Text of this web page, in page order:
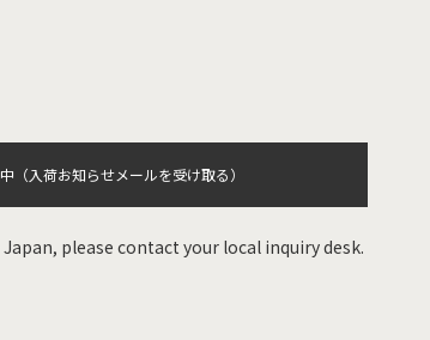
（入荷お知らせメールを受け取る）
please contact your local inquiry desk.